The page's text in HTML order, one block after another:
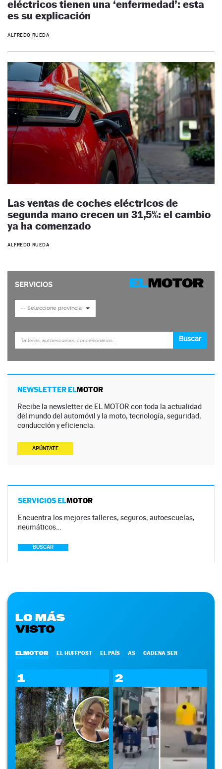
eléctricos tienen una ‘enfermedad’: esta
es su explicación
ALFREDO RUEDA
Las ventas de coches eléctricos de
segunda mano crecen un 31,5%: el cambio
ya ha comenzado
ALFREDO RUEDA
NEWSLETTER ELMOTOR
Recibe la newsletter de EL MOTOR con toda la actualidad
del mundo del automóvil y la moto, tecnología, seguridad,
conducción y eficiencia.
APÚNTATE
SERVICIOS ELMOTOR
Encuentra los mejores talleres, seguros, autoescuelas,
neumáticos…
BUSCAR
LO MÁS
VISTO
ELMOTOR EL HUFFPOST EL PAÍS AS CADENA SER
1 2